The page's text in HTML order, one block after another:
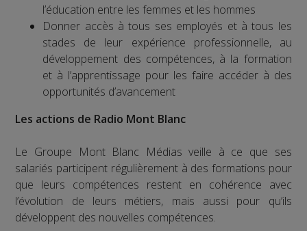
l’éducation entre les femmes et les hommes
Donner accès à tous ses employés et à tous les
stades de leur expérience professionnelle, au
développement des compétences, à la formation
et à l’apprentissage pour les faire accéder à des
opportunités d’avancement
Les actions de Radio Mont Blanc
Le Groupe Mont Blanc Médias veille à ce que ses
salariés participent régulièrement à des formations pour
que leurs compétences restent en cohérence avec
l’évolution de leurs métiers, mais aussi pour qu’ils
développent des nouvelles compétences.